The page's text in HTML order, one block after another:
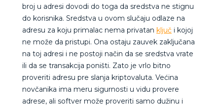
broj u adresi dovodi do toga da sredstva ne stignu
do korisnika. Sredstva u ovom slučaju odlaze na
adresu za koju primalac nema privatan ključi kojoj
ne može da pristupi. Ona ostaju zauvek zaključana
na toj adresi i ne postoji način da se sredstva vrate
ili da se transakcija poništi. Zato je vrlo bitno
proveriti adresu pre slanja kriptovaluta. Većina
novčanika ima meru sigurnosti u vidu provere
adrese, ali softver može proveriti samo dužinu i